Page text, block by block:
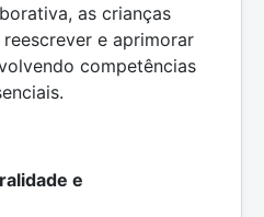
as crianças
e aprimorar
competências
e